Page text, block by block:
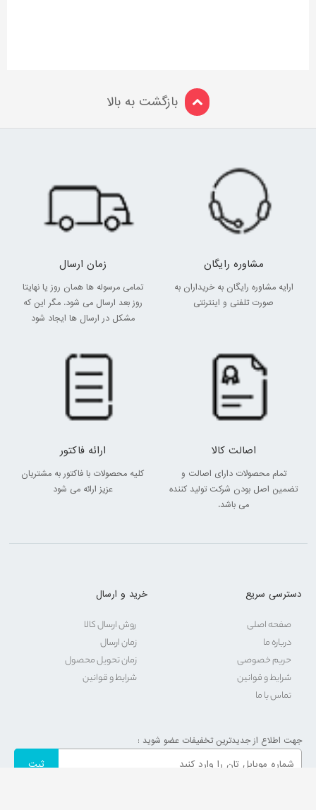
بازگشت به بالا
مشاوره رایگان
ارایه مشاوره رایگان به خریداران به
صورت تلفنی و اینترنتی
زمان ارسال
تمامی مرسوله ها همان روز یا نهایتا
روز بعد ارسال می شود. مگر این که
مشکل در ارسال ها ایجاد شود
اصالت کالا
تمام محصولات دارای اصالت و
تضمین اصل بودن شرکت تولید کننده
می باشد.
ارائه فاکتور
کلیه محصولات با فاکتور به مشتریان
عزیز ارائه می شود
دسترسی سریع
صفحه اصلی
درباره ما
حریم خصوصی
شرایط و قوانین
تماس با ما
خرید و ارسال
روش ارسال کالا
زمان ارسال
زمان تحویل محصول
شرایط و قوانین
جهت اطلاع از جدیدترین تخفیفات عضو شوید :